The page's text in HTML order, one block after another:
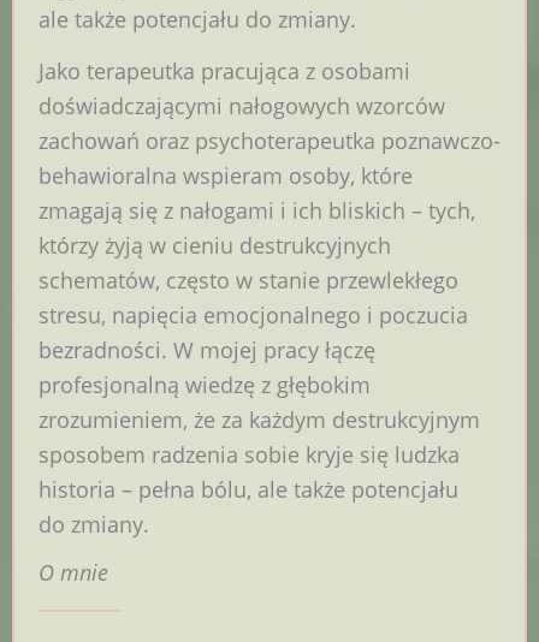
ale także potencjału do zmiany.
Jako terapeutka pracująca z osobami
doświadczającymi nałogowych wzorców
zachowań oraz psychoterapeutka poznawczo-
behawioralna wspieram osoby, które
zmagają się z nałogami i ich bliskich – tych,
którzy żyją w cieniu destrukcyjnych
schematów, często w stanie przewlekłego
stresu, napięcia emocjonalnego i poczucia
bezradności. W mojej pracy łączę
profesjonalną wiedzę z głębokim
zrozumieniem, że za każdym destrukcyjnym
sposobem radzenia sobie kryje się ludzka
historia – pełna bólu, ale także potencjału
do zmiany.
O mnie